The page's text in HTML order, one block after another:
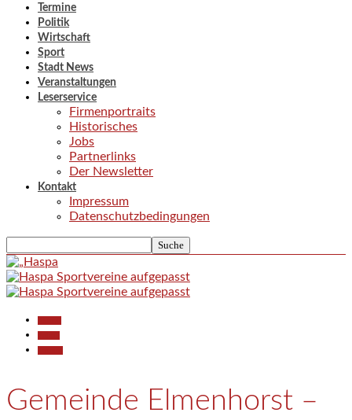
Termine
Politik
Wirtschaft
Sport
Stadt News
Veranstaltungen
Leserservice
Firmenportraits
Historisches
Jobs
Partnerlinks
Der Newsletter
Kontakt
Impressum
Datenschutzbedingungen
Gemeinde Elmenhorst –